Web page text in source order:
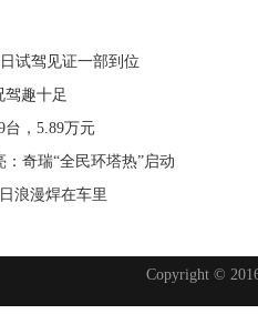
试驾见证一部到位
驾趣十足
台，5.89万元
奇瑞“全民环塔热”启动
浪漫焊在车里
Copyright ©